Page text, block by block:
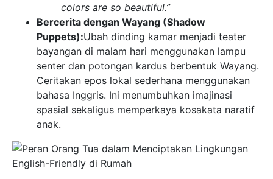
colors are so beautiful.”
Bercerita dengan Wayang (Shadow
Puppets):Ubah dinding kamar menjadi teater
bayangan di malam hari menggunakan lampu
senter dan potongan kardus berbentuk Wayang.
Ceritakan epos lokal sederhana menggunakan
bahasa Inggris. Ini menumbuhkan imajinasi
spasial sekaligus memperkaya kosakata naratif
anak.